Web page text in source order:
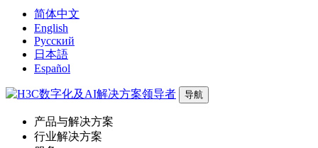
简体中文
English
Русский
日本語
Español
导航
产品与解决方案
行业解决方案